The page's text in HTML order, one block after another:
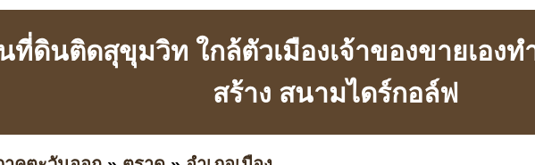
ที่ดินติดสุขุมวิท ใกล้ตัวเมืองเจ้าของขายเองท
สร้าง สนามไดร์กอล์ฟ